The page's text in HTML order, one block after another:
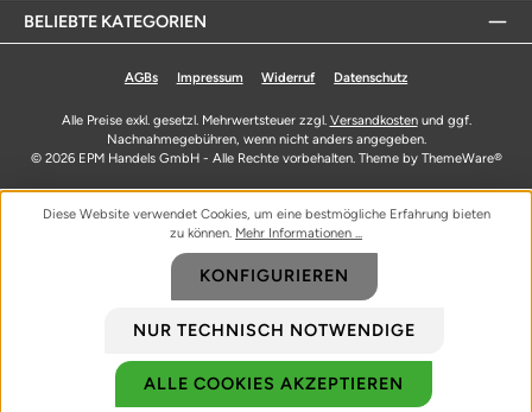
Biozidprodukte vorsichtig verwenden. Vor Gebrauch stets Etikett und
Produktinformationen lesen.
BELIEBTE KATEGORIEN
AGBs Impressum Widerruf Datenschutz
Alle Preise exkl. gesetzl. Mehrwertsteuer zzgl. Versandkostenund ggf.
Nachnahmegebühren, wenn nicht anders angegeben.
© 2026 EPM Handels GmbH - Alle Rechte vorbehalten. Theme by ThemeWare®
Diese Website verwendet Cookies, um eine bestmögliche Erfahrung bieten
zu können. Mehr Informationen ...
NUR TECHNISCH NOTWENDIGE
KONFIGURIEREN
ALLE COOKIES AKZEPTIEREN